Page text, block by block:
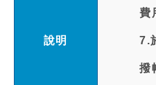
說明
費
7.
撥